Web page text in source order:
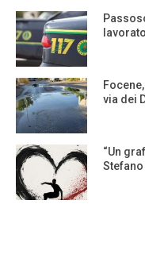
via dei
“Un